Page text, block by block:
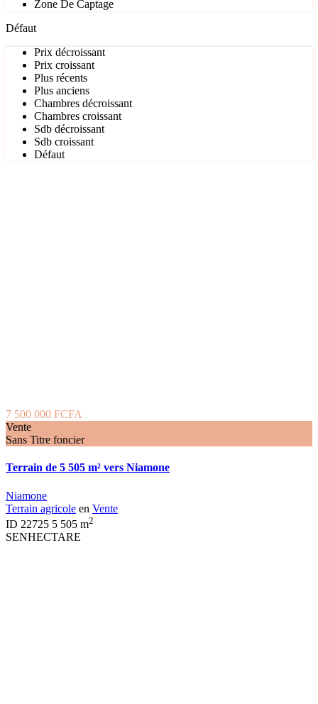
Zone De Captage
Défaut
Prix décroissant
Prix croissant
Plus récents
Plus anciens
Chambres décroissant
Chambres croissant
Sdb décroissant
Sdb croissant
Défaut
7 500 000 FCFA
Vente
Sans Titre foncier
Terrain de 5 505 m² vers Niamone
Niamone
Terrain agricole en Vente
ID 22725 5 505 m2
SENHECTARE